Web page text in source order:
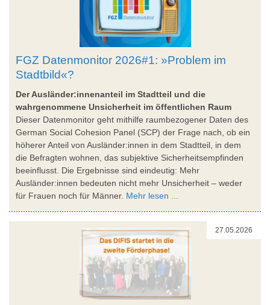
FGZ Datenmonitor 2026#1: »Problem im
Stadtbild«?
Der Ausländer:innenanteil im Stadtteil und die
wahrgenommene Unsicherheit im öffentlichen Raum
Dieser Datenmonitor geht mithilfe raumbezogener Daten des
German Social Cohesion Panel (SCP) der Frage nach, ob ein
höherer Anteil von Ausländer:innen in dem Stadtteil, in dem
die Befragten wohnen, das subjektive Sicherheitsempfinden
beeinflusst. Die Ergebnisse sind eindeutig: Mehr
Ausländer:innen bedeuten nicht mehr Unsicherheit – weder
für Frauen noch für Männer. Mehr lesen ...
27.05.2026